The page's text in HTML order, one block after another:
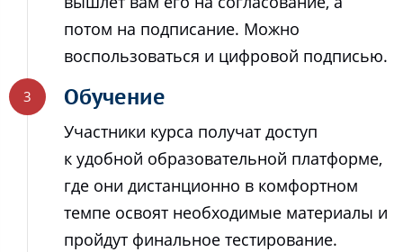
потом на подписание. Можно
воспользоваться и цифровой подписью.
Обучение
Участники курса получат доступ
к удобной образовательной платформе,
где они дистанционно в комфортном
темпе освоят необходимые материалы и
пройдут финальное тестирование.